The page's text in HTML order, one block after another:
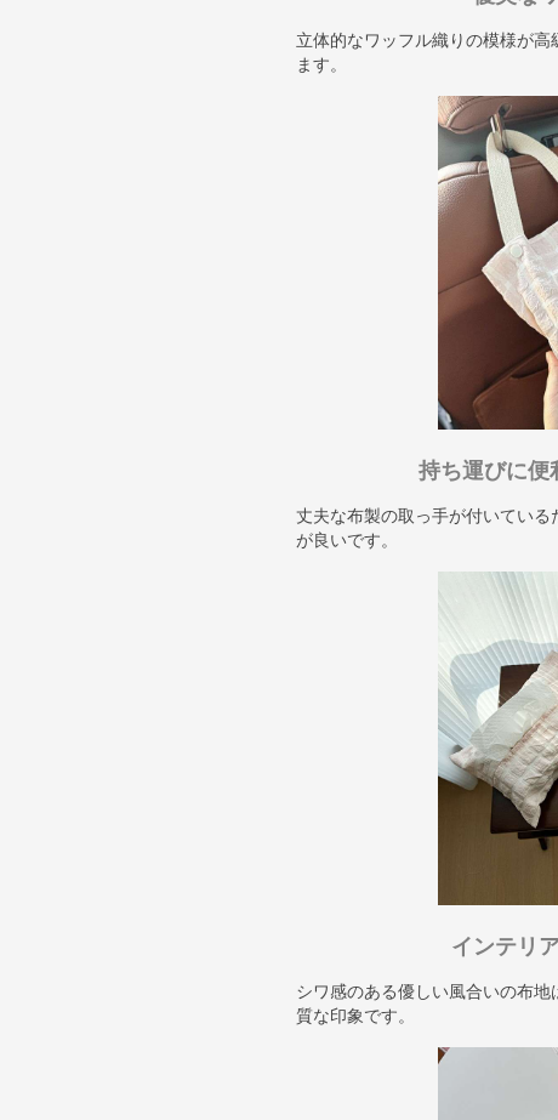
立体的なワッフル織りの模様が
ます。
持ち運びに便
丈夫な布製の取っ手が付いてい
が良いです。
インテリ
シワ感のある優しい風合いの布
質な印象です。